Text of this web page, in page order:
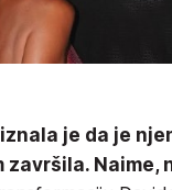
je da je
završila. Naime,